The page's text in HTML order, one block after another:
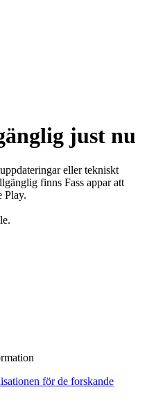
just nu
eller tekniskt
finns Fass appar att
Play.
för de forskande